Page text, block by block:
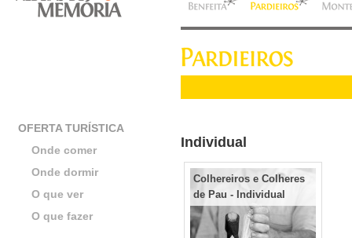
OFERTA TURÍSTICA
Onde comer
Onde dormir
O que ver
O que fazer
Individual
Colhereiros e Colheres
de Pau - Individual